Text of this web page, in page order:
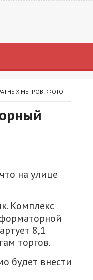
МЕТРОВ: ФОТО
на улице
Комплекс
8,1
торгов.
будет внести